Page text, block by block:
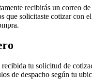
recibirás un correo
que solicitaste cotizar con
tu solicitud de
de despacho según tu